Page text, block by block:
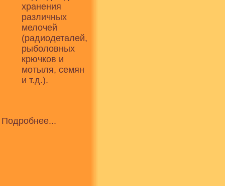
хранения
различных
мелочей
(радиодеталей,
рыболовных
крючков и
мотыля, семян
и т.д.).
Подробнее...